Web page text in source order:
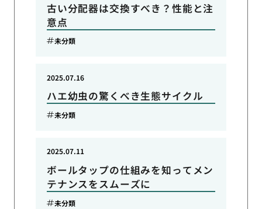
古い分配器は交換すべき？性能と注
意点
未分類
ハエ幼虫の驚くべき生態サイクル
2025.07.16
未分類
ボールタップの仕組みを知ってメン
テナンスをスムーズに
2025.07.11
未分類